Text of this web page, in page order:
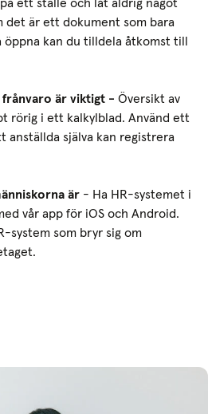
ett ställe och låt aldrig något
det är ett dokument som bara
kan du tilldela åtkomst till
frånvaro är viktigt - Översikt av
rörig i ett kalkylblad. Använd ett
anställda själva kan registrera
är - Ha HR-systemet i
vår app för iOS och Android.
system som bryr sig om